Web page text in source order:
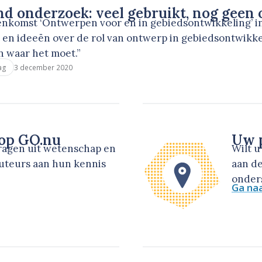
onderzoek: veel gebruikt, nog
‘Ontwerpen voor en in
ideeën over de rol van ontwerp in
waar het moet.”
3 december 2020
GO.nu
uit wetenschap en
aan hun kennis
Uw
Wilt u
aan
Ga